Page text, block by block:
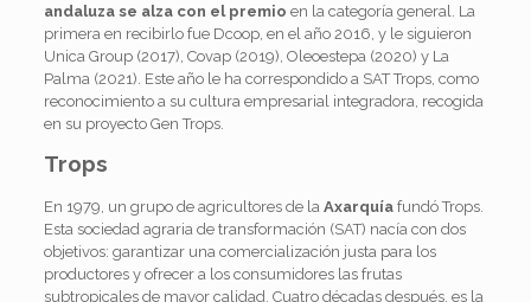
andaluza se alza con el premio en la categoría general. La
primera en recibirlo fue Dcoop, en el año 2016, y le siguieron
Unica Group (2017), Covap (2019), Oleoestepa (2020) y La
Palma (2021). Este año le ha correspondido a SAT Trops, como
reconocimiento a su cultura empresarial integradora, recogida
en su proyecto Gen Trops.
Trops
En 1979, un grupo de agricultores de la Axarquíafundó Trops.
Esta sociedad agraria de transformación (SAT) nacía con dos
objetivos: garantizar una comercialización justa para los
productores y ofrecer a los consumidores las frutas
subtropicales de mayor calidad. Cuatro décadas después, es la